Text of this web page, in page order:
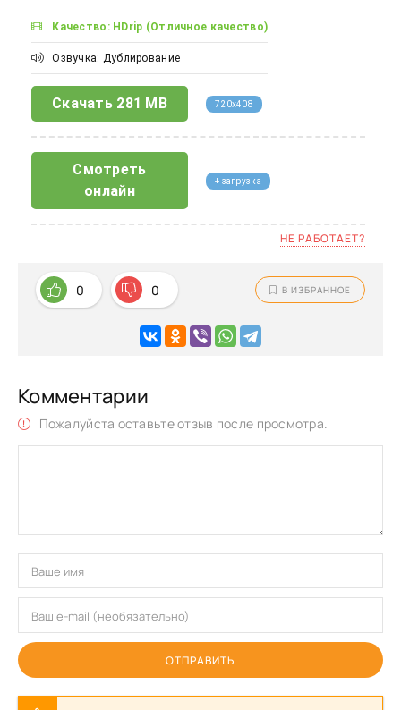
Качество: HDrip (Отличное качество)
Озвучка: Дублирование
Скачать 281 MB 720x408
Смотреть
онлайн
+ загрузка
НЕ РАБОТАЕТ?
0 0 В ИЗБРАННОЕ
Комментарии
Пожалуйста оставьте отзыв после просмотра.
ОТПРАВИТЬ